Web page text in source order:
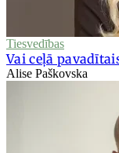
Tiesvedības
Vai ceļā
Alise Paškovska